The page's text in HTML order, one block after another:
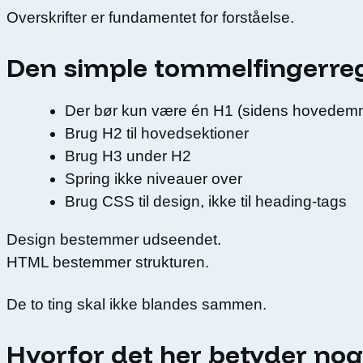
Overskrifter er fundamentet for forståelse.
Den simple
Der bør kun være én H1 (sidens
Brug H2 til hovedsektioner
Brug H3 under H2
Spring ikke niveauer over
Brug CSS til design, ikke til heading-tags
Design bestemmer udseendet.
HTML bestemmer strukturen.
De to ting skal ikke blandes sammen.
Hvorfor det her betyder